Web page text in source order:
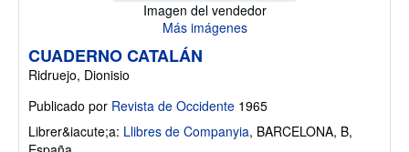
Imagen del vendedor
Más imágenes
CUADERNO CATALÁN
Ridruejo, Dionisio
Publicado por Revista de Occidente 1965
Librer&iacute;a: Llibres de Companyia, BARCELONA, B,